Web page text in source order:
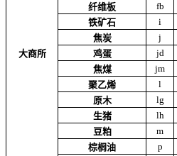
大商所
纤维板
fb
铁矿石
i
焦炭
j
鸡蛋
jd
焦煤
jm
聚乙烯
l
原木
lg
生猪
lh
豆粕
m
棕榈油
p